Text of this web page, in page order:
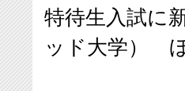
特待生入試に
ッド大学）